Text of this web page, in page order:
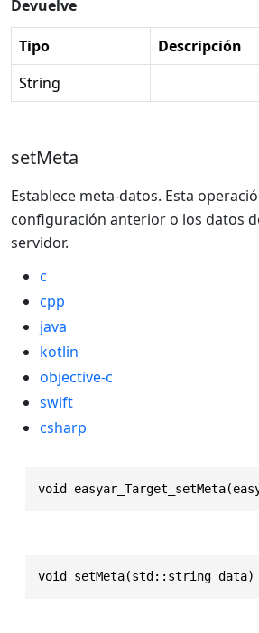
Devuelve
Tipo
Descripción
String
setMeta
Establece meta-datos. Esta
configuración anterior o los datos
servidor.
c
cpp
java
kotlin
objective-c
swift
csharp
void
void setMeta(std::string data)